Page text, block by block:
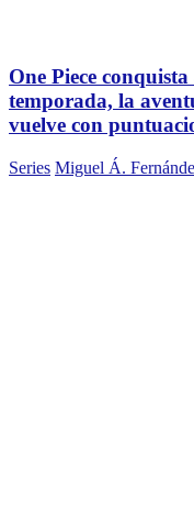
One Piece
temporada, la
vuelve con
Series Miguel Á.